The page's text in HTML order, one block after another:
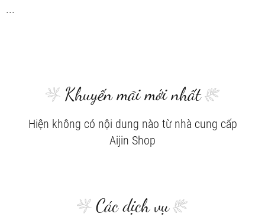
...
Khuyến mãi mới nhất
Hiện không có nội dung nào từ nhà cung cấp
Aijin Shop
Các dịch vụ